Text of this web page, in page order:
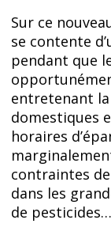
Sur ce
se contente
pendant que
entretenant
domestiques
horaires
contraintes
dans les
de pesticides…